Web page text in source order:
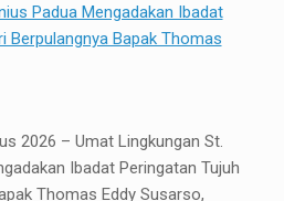
Dia”:
Umat
Diajak
Menghidupi
Padua Mengadakan Ibadat
Berpulangnya Bapak Thomas
2026 – Umat Lingkungan St.
Ibadat Peringatan Tujuh
Thomas Eddy Susarso,